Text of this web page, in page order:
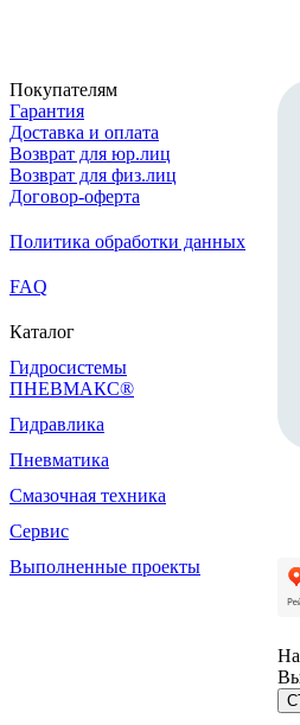
Покупателям
Гарантия
Доставка и оплата
Возврат для юр.лиц
Возврат для физ.лиц
Договор-оферта
Политика обработки данных
FAQ
Каталог
Гидросистемы
ПНЕВМАКС®
Гидравлика
Пневматика
Смазочная техника
Сервис
Выполненные проекты